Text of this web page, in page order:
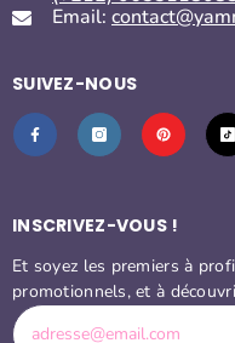
Email:
SUIVEZ-NOUS
INSCRIVEZ-VOUS !
Et soyez les premiers à
promotionnels, et à